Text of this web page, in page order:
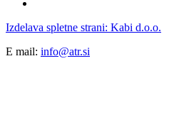
Izdelava spletne strani: Kabi d.o.o.
E mail: info@atr.si